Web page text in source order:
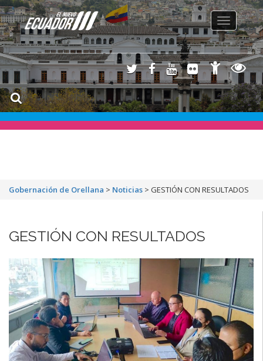
Toggle
navigation
Gobernación de Orellana > Noticias > GESTIÓN CON RESULTADOS
GESTIÓN CON RESULTADOS